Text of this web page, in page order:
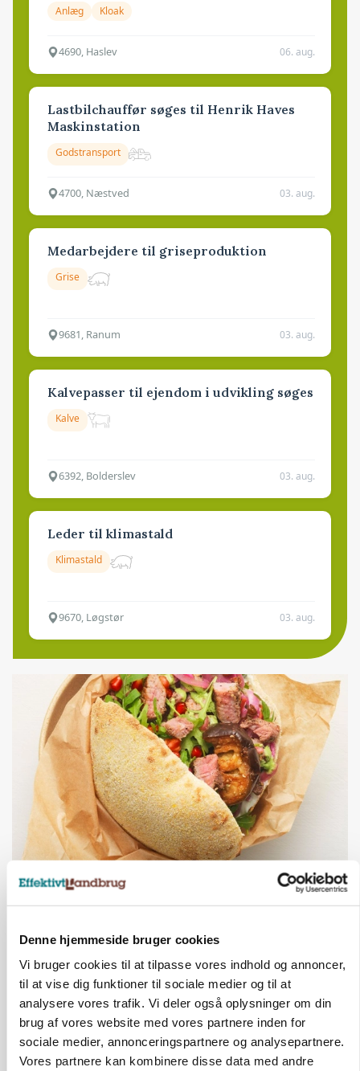
Denne hjemmeside bruger cookies
Vi bruger cookies til at tilpasse vores indhold og annoncer,
til at vise dig funktioner til sociale medier og til at
analysere vores trafik. Vi deler også oplysninger om din
brug af vores website med vores partnere inden for
sociale medier, annonceringspartnere og analysepartnere.
Vores partnere kan kombinere disse data med andre
Anlæg Kloak
4690, Haslev 06. aug.
Lastbilchauffør søges til Henrik Haves
Maskinstation
Godstransport
4700, Næstved 03. aug.
Medarbejdere til griseproduktion
Grise
9681, Ranum 03. aug.
Kalvepasser til ejendom i udvikling søges
Kalve
6392, Bolderslev 03. aug.
Leder til klimastald
Klimastald
9670, Løgstør 03. aug.
Grambogård får oksekød på menuen hos